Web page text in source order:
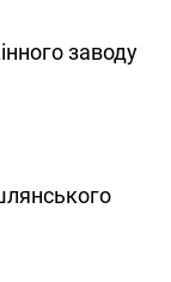
заводу